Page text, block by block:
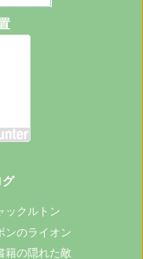
ックルトン
ンのライオン
籍の隠れた敵